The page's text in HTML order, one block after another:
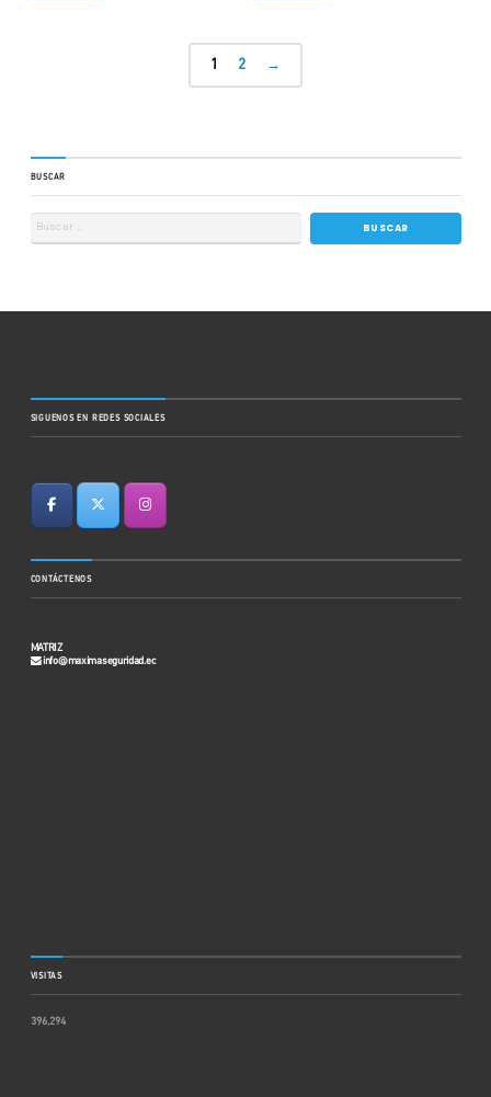
1 2 →
BUSCAR
SIGUENOS EN REDES SOCIALES
CONTÁCTENOS
MATRIZ
info@maximaseguridad.ec
VISITAS
396,294